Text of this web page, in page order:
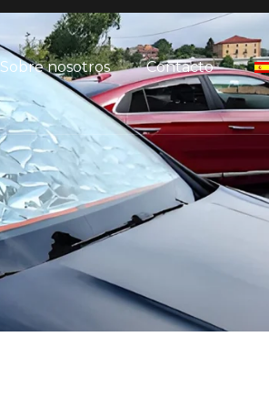
Sobre nosotros Contacto